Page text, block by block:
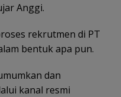
Anggi.
rekrutmen di PT
bentuk apa pun.
dan
kanal resmi